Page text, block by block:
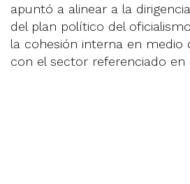
apuntó a alinear a la
del plan político del
la cohesión interna en medio
con el sector referenciado en